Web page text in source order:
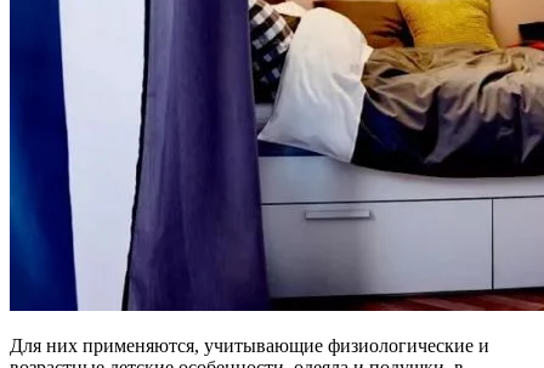
Для них применяются, учитывающие физиологические и